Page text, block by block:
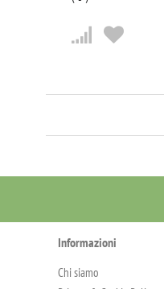
Informazioni
Chi siamo